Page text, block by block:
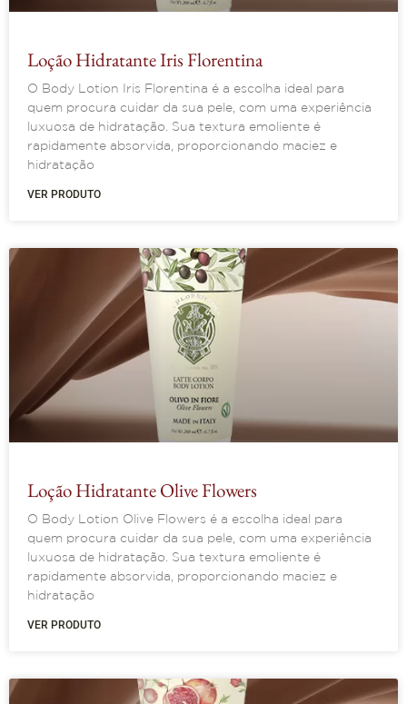
Loção Hidratante Iris Florentina
O Body Lotion Iris Florentina é a escolha ideal para
quem procura cuidar da sua pele, com uma experiência
luxuosa de hidratação. Sua textura emoliente é
rapidamente absorvida, proporcionando maciez e
hidratação
VER PRODUTO
Loção Hidratante Olive Flowers
O Body Lotion Olive Flowers é a escolha ideal para
quem procura cuidar da sua pele, com uma experiência
luxuosa de hidratação. Sua textura emoliente é
rapidamente absorvida, proporcionando maciez e
hidratação
VER PRODUTO